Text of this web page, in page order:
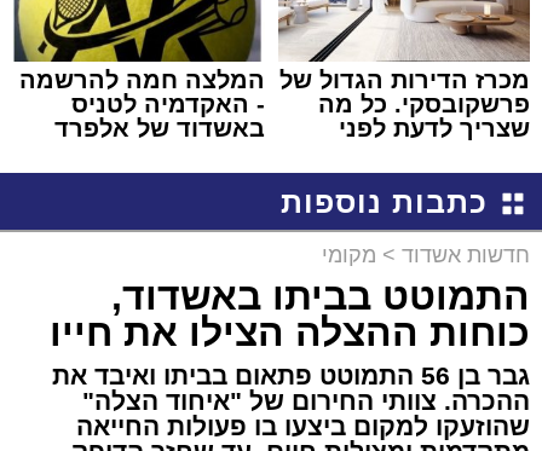
מכרז הדירות הגדול של
פרשקובסקי. כל מה
שצריך לדעת לפני
באשדוד
המלצה חמה להרשמה
- האקדמיה לטניס
באשדוד של אלפרד
כתבות נוספות
חדשות אשדוד > מקומי
התמוטט בביתו באשדוד,
כוחות ההצלה הצילו את חייו
גבר בן 56 התמוטט פתאום בביתו ואיבד את
ההכרה. צוותי החירום של "איחוד הצלה"
שהוזעקו למקום ביצעו בו פעולות החייאה